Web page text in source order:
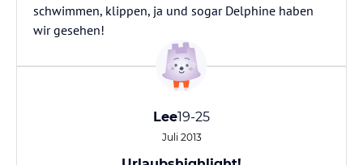
schwimmen, klippen, ja und sogar Delphine haben
wir gesehen!
Lee19-25
Juli 2013